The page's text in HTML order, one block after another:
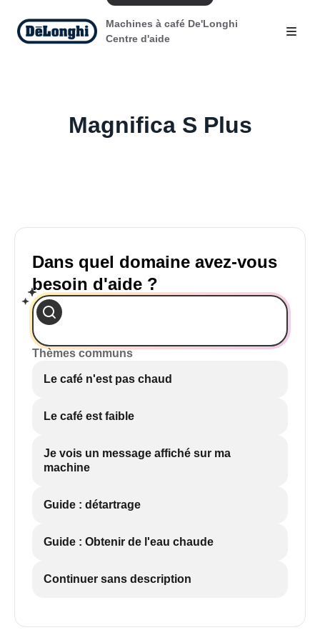
Machines à café De'Longhi
Centre d'aide
Magnifica S Plus
Dans quel domaine avez-vous
besoin d'aide ?
Thèmes communs
Le café n'est pas chaud
Le café est faible
Je vois un message affiché sur ma
machine
Guide : détartrage
Guide : Obtenir de l'eau chaude
Continuer sans description